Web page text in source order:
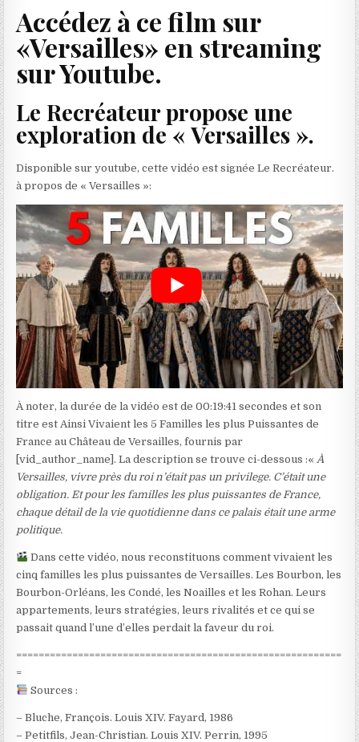
Accédez à ce film sur
«Versailles» en streaming
sur Youtube.
Le Recréateur propose une
exploration de « Versailles ».
Disponible sur youtube, cette vidéo est signée Le Recréateur.
à propos de « Versailles »:
À noter, la durée de la vidéo est de 00:19:41 secondes et son
titre est Ainsi Vivaient les 5 Familles les plus Puissantes de
France au Château de Versailles, fournis par
[vid_author_name]. La description se trouve ci-dessous :« À
Versailles, vivre près du roi n’était pas un privilege. C’était une
obligation. Et pour les familles les plus puissantes de France,
chaque détail de la vie quotidienne dans ce palais était une arme
politique.
Dans cette vidéo, nous reconstituons comment vivaient les
cinq familles les plus puissantes de Versailles. Les Bourbon, les
Bourbon-Orléans, les Condé, les Noailles et les Rohan. Leurs
appartements, leurs stratégies, leurs rivalités et ce qui se
passait quand l’une d’elles perdait la faveur du roi.
==========================================================
=
Sources :
– Bluche, François. Louis XIV. Fayard, 1986
– Petitfils, Jean-Christian. Louis XIV. Perrin, 1995